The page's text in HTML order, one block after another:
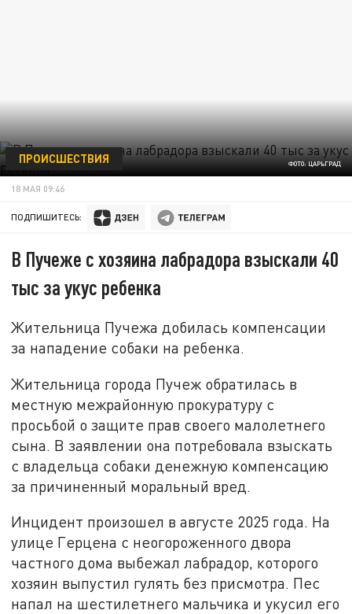
ФОТО: ЦАРЬГРАД
ПРОИСШЕСТВИЯ
18 МАЯ 09:46
ПОДПИШИТЕСЬ:
В Пучеже с хозяина лабрадора взыскали 40
тыс за укус ребенка
Жительница Пучежа добилась компенсации
за нападение собаки на ребенка.
Жительница города Пучеж обратилась в
местную межрайонную прокуратуру с
просьбой о защите прав своего малолетнего
сына. В заявлении она потребовала взыскать
с владельца собаки денежную компенсацию
за причиненный моральный вред.
Инцидент произошел в августе 2025 года. На
улице Герцена с неогороженного двора
частного дома выбежал лабрадор, которого
хозяин выпустил гулять без присмотра. Пес
напал на шестилетнего мальчика и укусил его